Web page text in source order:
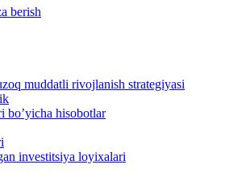
berish
muddatli rivojlanish strategiyasi
boʼyicha hisobotlar
investitsiya loyixalari